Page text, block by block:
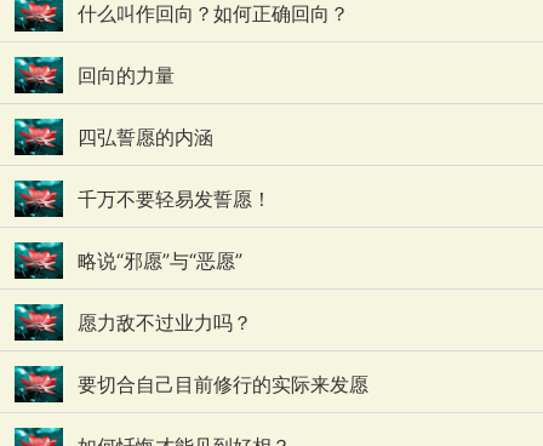
什么叫作回向？如何正确回向？
回向的力量
四弘誓愿的内涵
千万不要轻易发誓愿！
略说“邪愿”与“恶愿”
愿力敌不过业力吗？
要切合自己目前修行的实际来发愿